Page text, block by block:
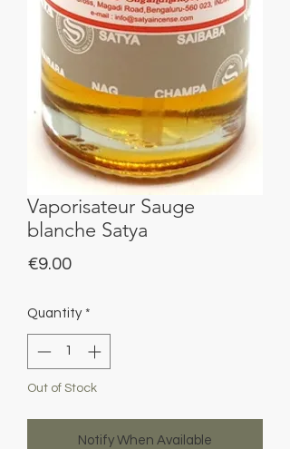
Vaporisateur Sauge
blanche Satya
€9.00Price
Quantity *
Out of Stock
Notify When Available